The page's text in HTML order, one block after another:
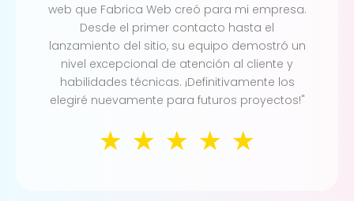
web que Fabrica Web creó para mi empresa.
Desde el primer contacto hasta el
lanzamiento del sitio, su equipo demostró un
nivel excepcional de atención al cliente y
habilidades técnicas. ¡Definitivamente los
elegiré nuevamente para futuros proyectos!"
☆ ☆ ☆ ☆ ☆